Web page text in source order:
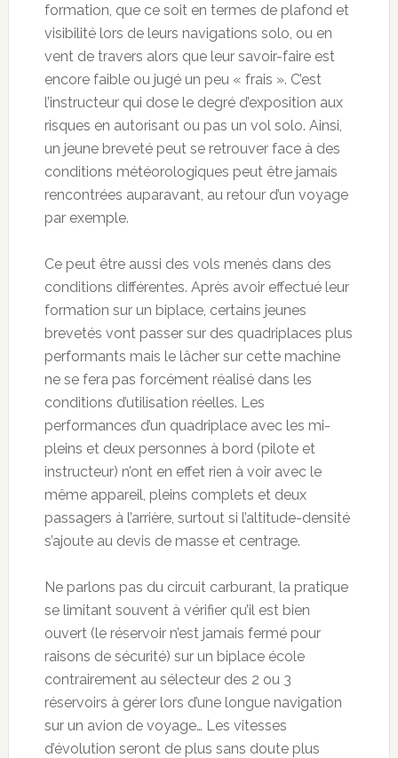
formation, que ce soit en termes de plafond et
visibilité lors de leurs navigations solo, ou en
vent de travers alors que leur savoir-faire est
encore faible ou jugé un peu « frais ». C’est
l’instructeur qui dose le degré d’exposition aux
risques en autorisant ou pas un vol solo. Ainsi,
un jeune breveté peut se retrouver face à des
conditions météorologiques peut être jamais
rencontrées auparavant, au retour d’un voyage
par exemple.
Ce peut être aussi des vols menés dans des
conditions différentes. Après avoir effectué leur
formation sur un biplace, certains jeunes
brevetés vont passer sur des quadriplaces plus
performants mais le lâcher sur cette machine
ne se fera pas forcément réalisé dans les
conditions d’utilisation réelles. Les
performances d’un quadriplace avec les mi-
pleins et deux personnes à bord (pilote et
instructeur) n’ont en effet rien à voir avec le
même appareil, pleins complets et deux
passagers à l’arrière, surtout si l’altitude-densité
s’ajoute au devis de masse et centrage.
Ne parlons pas du circuit carburant, la pratique
se limitant souvent à vérifier qu’il est bien
ouvert (le réservoir n’est jamais fermé pour
raisons de sécurité) sur un biplace école
contrairement au sélecteur des 2 ou 3
réservoirs à gérer lors d’une longue navigation
sur un avion de voyage… Les vitesses
d’évolution seront de plus sans doute plus